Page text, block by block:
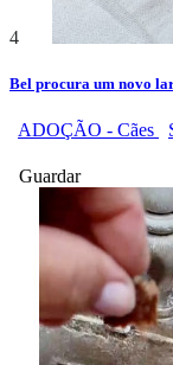
4
Bel procura um novo
ADOÇÃO - Cães
Guardar